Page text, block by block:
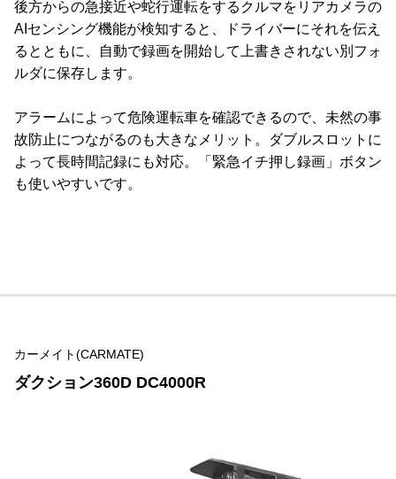
後方からの急接近や蛇行運転をするクルマをリアカメラの
AIセンシング機能が検知すると、ドライバーにそれを伝え
るとともに、自動で録画を開始して上書きされない別フォ
ルダに保存します。
アラームによって危険運転車を確認できるので、未然の事
故防止につながるのも大きなメリット。ダブルスロットに
よって長時間記録にも対応。「緊急イチ押し録画」ボタン
も使いやすいです。
カーメイト(CARMATE)
ダクション360D DC4000R